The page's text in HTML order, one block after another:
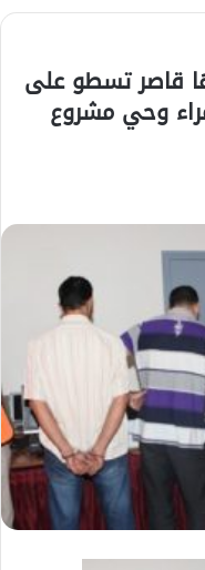
قاصر تسطو على
وحي مشروع